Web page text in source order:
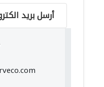
أرسل بريد